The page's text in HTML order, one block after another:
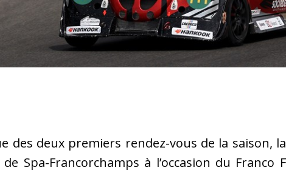
des deux premiers rendez-vous de la saison,
de Spa-Francorchamps à l’occasion du